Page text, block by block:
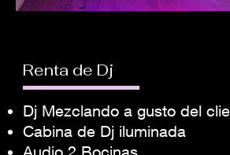
Renta de Dj
Dj Mezclando a gusto del
Cabina de Dj iluminada